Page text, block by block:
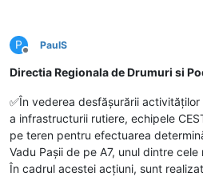
P
Deconectat
PaulS
Directia Regionala de Drumuri si
✅În vederea desfășurării
a infrastructurii rutiere, echipele
pe teren pentru efectuarea
Vadu Pașii de pe A7, unul dintre
În cadrul acestei acțiuni, sunt